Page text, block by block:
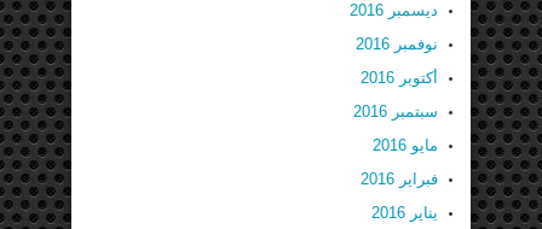
ديسمبر 2016
نوفمبر 2016
أكتوبر 2016
سبتمبر 2016
مايو 2016
فبراير 2016
يناير 2016